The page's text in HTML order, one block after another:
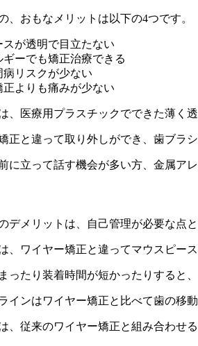
、おもなメリットは以下の4つです。
スが透明で目立たない
ーでも矯正治療できる
病リスクが少ない
正よりも痛みが少ない
、医療用プラスチックでできた薄く
正と違って取り外しができ、歯ブラ
に立って話す機会が多い方、金属ア
デメリットは、自己管理が必要な点
、ワイヤー矯正と違ってマウスピー
ったり装着時間が短かったりすると
インはワイヤー矯正と比べて歯の移
、従来のワイヤー矯正と組み合わせ